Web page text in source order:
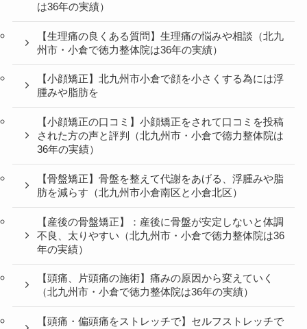
は36年の実績）
【生理痛の良くある質問】生理痛の悩みや相談（北九
州市・小倉で徳力整体院は36年の実績）
【小顔矯正】北九州市小倉で顔を小さくする為には浮
腫みや脂肪を
【小顔矯正の口コミ】小顔矯正をされて口コミを投稿
された方の声と評判（北九州市・小倉で徳力整体院は
36年の実績）
【骨盤矯正】骨盤を整えて代謝をあげる、浮腫みや脂
肪を減らす（北九州市小倉南区と小倉北区）
【産後の骨盤矯正】：産後に骨盤が安定しないと体調
不良、太りやすい（北九州市・小倉で徳力整体院は36
年の実績）
【頭痛、片頭痛の施術】痛みの原因から変えていく
（北九州市・小倉で徳力整体院は36年の実績）
【頭痛・偏頭痛をストレッチで】セルフストレッチで